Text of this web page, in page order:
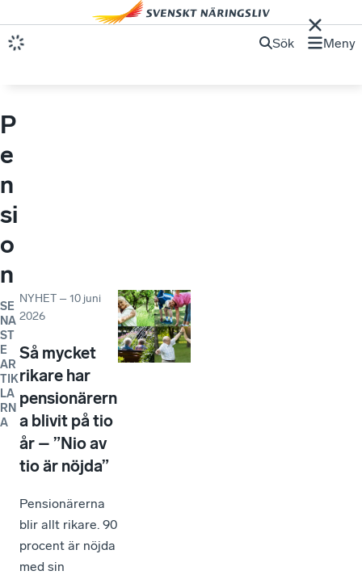
Sök Meny
P
e
n
si
o
n
SE
NA
ST
E
AR
TIK
LA
RN
A
NYHET –10 juni
2026
Så mycket
rikare har
pensionärern
a blivit på tio
år – ”Nio av
tio är nöjda”
Pensionärerna
blir allt rikare. 90
procent är nöjda
med sin